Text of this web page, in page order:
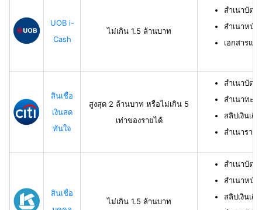
UOB i-
Cash
ไม่เกิน 1.5 ล้านบาท
สำเนาบัตร
สำเนาหน้
เอกสารแส
สินเชื่อ
เงินสด
ทันใจ
สูงสุด 2 ล้านบาท หรือไม่เกิน 5
เท่าของรายได้
สำเนาบัตร
สำเนาทะเ
สลิปเงินเดื
สำเนาราย
สินเชื่อ
ไม่เกิน 1.5 ล้านบาท
สำเนาบัตร
สำเนาหน้
สลิปเงินเดื